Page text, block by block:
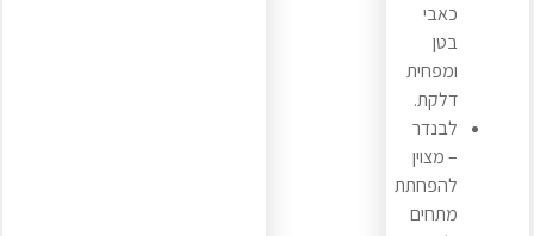
כאבי
בטן
ומפחית
דלקת.
לבנדר
– מצוין
להפחתת
מתחים